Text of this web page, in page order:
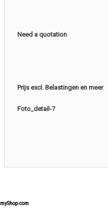
Need a quotation
Prijs excl. Belastingen en meer
Foto_detail-7
myShop.com